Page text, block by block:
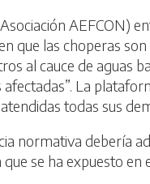
AEFCON)
que las choperas
al cauce de aguas
La
todas sus
normativa debería
se ha expuesto